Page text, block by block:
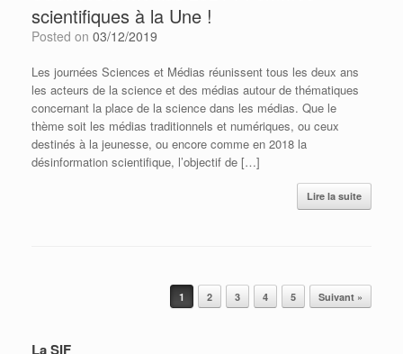
scientifiques à la Une !
Posted on 03/12/2019
Les journées Sciences et Médias réunissent tous les deux ans
les acteurs de la science et des médias autour de thématiques
concernant la place de la science dans les médias. Que le
thème soit les médias traditionnels et numériques, ou ceux
destinés à la jeunesse, ou encore comme en 2018 la
désinformation scientifique, l’objectif de […]
Lire la suite
1 2 3 4 5 Suivant »
La SIF